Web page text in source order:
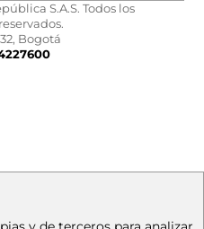
S.A.S. Todos los
Bogotá